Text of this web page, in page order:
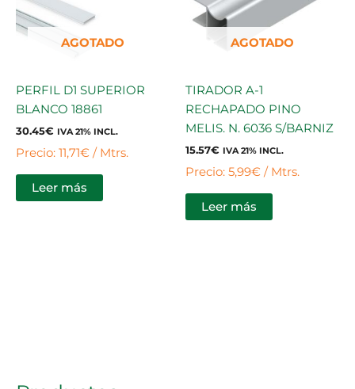
AGOTADO
PERFIL D1 SUPERIOR
BLANCO 18861
30.45€ IVA 21% INCL.
Precio: 11,71€ / Mtrs.
Leer más
AGOTADO
TIRADOR A-1
RECHAPADO PINO
MELIS. N. 6036 S/BARNIZ
15.57€ IVA 21% INCL.
Precio: 5,99€ / Mtrs.
Leer más